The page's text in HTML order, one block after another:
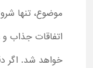
موضوع، تنها
اتفاقات جذاب
خواهد شد. اگر